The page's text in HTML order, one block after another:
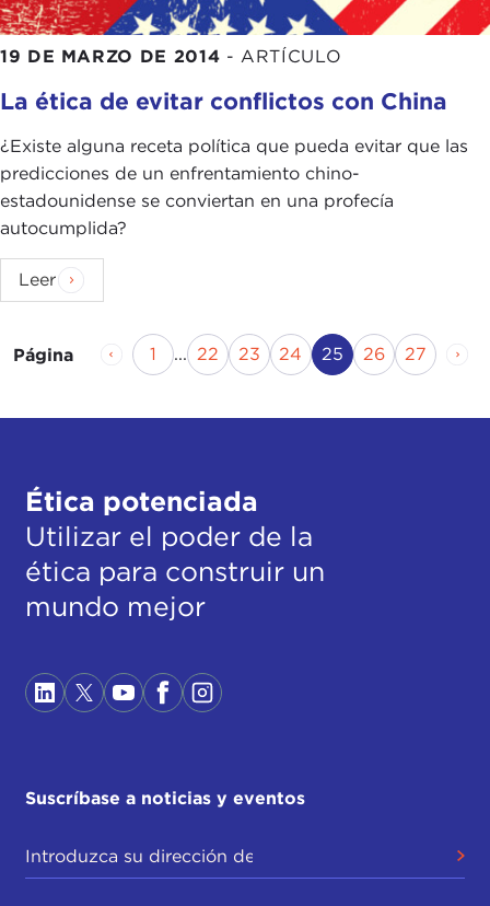
19 DE MARZO DE 2014 - ARTÍCULO
La ética de evitar conflictos con China
¿Existe alguna receta política que pueda evitar que las
predicciones de un enfrentamiento chino-
estadounidense se conviertan en una profecía
autocumplida?
Leer
Página Página anterior
Página
1 ... Página
22 Página
23 Página
24 Página actual
25 Página
26 Página
27
Ética potenciada
Utilizar el poder de la
ética para construir un
mundo mejor
Suscríbase a noticias y eventos